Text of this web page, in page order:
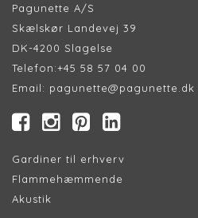
Pagunette A/S
Skælskør Landevej 39
DK-4200 Slagelse
Telefon:+45 58 57 04 00
Email: pagunette@pagunette.dk
Gardiner til erhverv
Flammehæmmende
Akustik